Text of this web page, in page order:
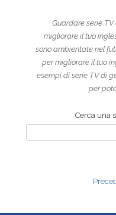
Guardare serie
migliorare il tuo
sono ambientate nel
per migliorare il tuo
esempi di serie TV di
per
Cerca una